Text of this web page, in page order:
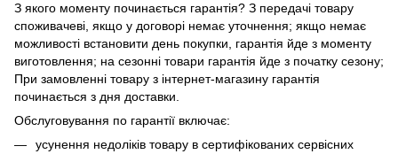
З якого моменту починається гарантія? З передачі товару
споживачеві, якщо у договорі немає уточнення; якщо немає
можливості встановити день покупки, гарантія йде з моменту
виготовлення; на сезонні товари гарантія йде з початку сезону;
При замовленні товару з інтернет-магазину гарантія
починається з дня доставки.
Обслуговування по гарантії включає:
усунення недоліків товару в сертифікованих сервісних